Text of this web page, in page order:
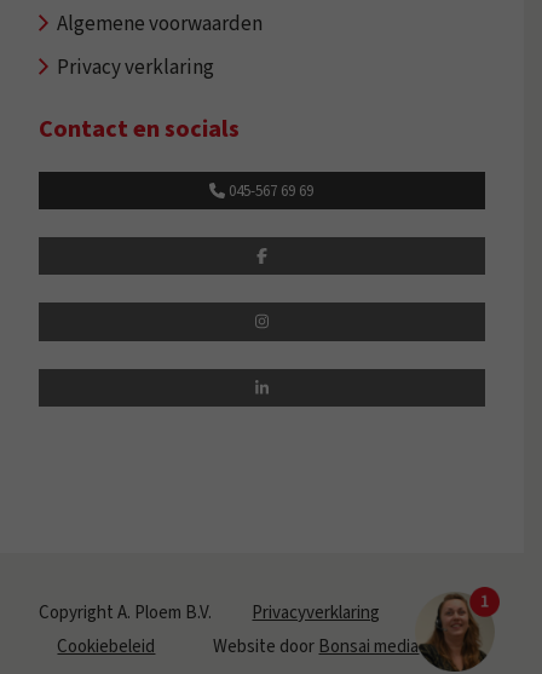
Algemene voorwaarden
Privacy verklaring
Contact en socials
045-567 69 69
Copyright A. Ploem B.V.
Privacyverklaring
Cookiebeleid
Website door Bonsai media